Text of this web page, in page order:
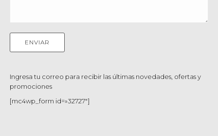
Ingresa tu correo para recibir las últimas novedades, ofertas y
promociones
[mc4wp_form id=»32727″]